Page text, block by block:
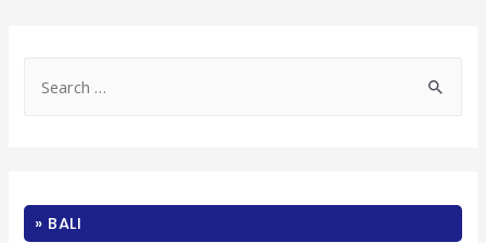
» BALI